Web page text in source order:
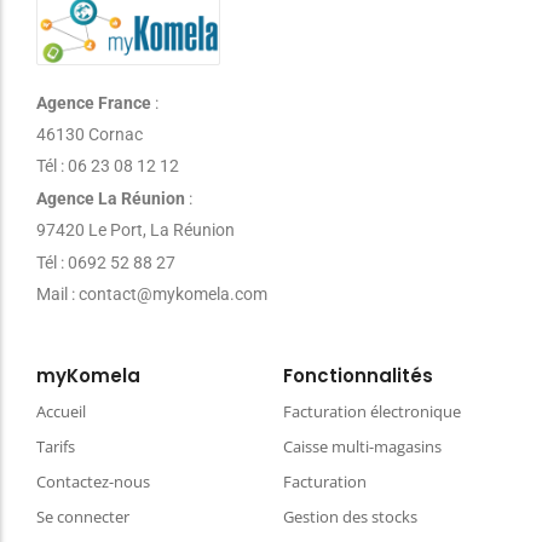
Agence France :
46130 Cornac
Tél : 06 23 08 12 12
Agence La Réunion :
97420 Le Port, La Réunion
Tél : 0692 52 88 27
Mail : contact@mykomela.com
myKomela
Accueil
Tarifs
Contactez-nous
Se connecter
Fonctionnalités
Facturation électronique
Caisse multi-magasins
Facturation
Gestion des stocks